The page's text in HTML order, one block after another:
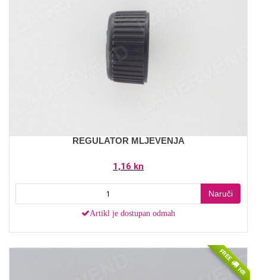
REGULATOR MLJEVENJA
1,16 kn
Naruči
Artikl je dostupan odmah
FREE
HR